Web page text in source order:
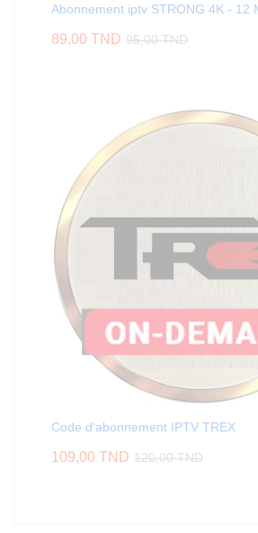
Abonnement iptv STRONG 4K - 12
89,00 TND 95,00TND
Code d′abonnement IPTV TREX
109,00 TND 120,00TND